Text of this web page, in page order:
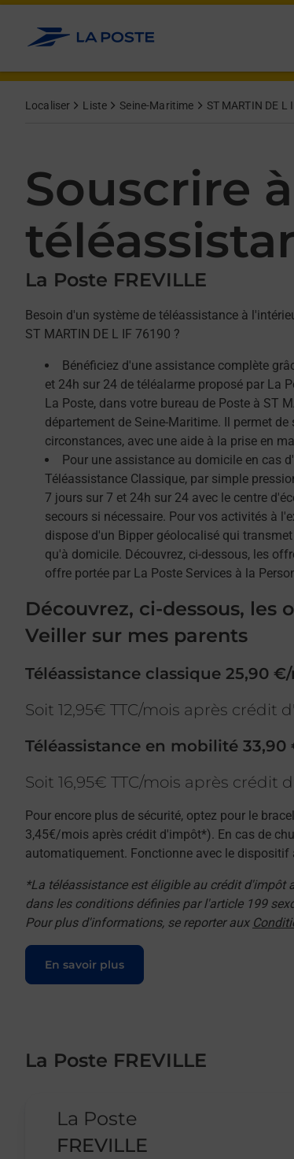
Allez au contenu
Localiser Liste Seine-Maritime ST MARTIN DE L
Souscrire
La Poste FREVILLE
Besoin d'un système de téléassistance à
ST MARTIN DE L IF 76190 ?
Bénéficiez d'une assistance complète
et 24h sur 24 de téléalarme proposé par La
La Poste, dans votre bureau de Poste à ST
département de Seine-Maritime. Il permet
circonstances, avec une aide à la prise en
Pour une assistance au domicile en cas
Téléassistance Classique, par simple
7 jours sur 7 et 24h sur 24 avec le centre
secours si nécessaire. Pour vos activités à
dispose d'un Bipper géolocalisé qui
qu'à domicile. Découvrez, ci-dessous, les
offre portée par La Poste Services à la
Découvrez, ci-dessous, les
Veiller sur mes parents
Téléassistance classique 25,90
Soit 12,95€ TTC/mois après crédit
Téléassistance en mobilité 33,90
Soit 16,95€ TTC/mois après crédit
Pour encore plus de sécurité, optez pour le
3,45€/mois après crédit d'impôt*). En cas de
automatiquement. Fonctionne avec le dispositif
*La téléassistance est éligible au crédit d'impôt
dans les conditions définies par l'article 199
Pour plus d'informations, se reporter aux
En savoir plus
Le lien s'ouvre dans un nouvel onglet
La Poste FREVILLE
La Poste
FREVILLE
Afficher ou masquer la réponse
Afficher ou masquer la réponse
Afficher ou masquer la réponse